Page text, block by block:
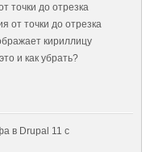
точки до отрезка
от точки до отрезка
кириллицу
и как убрать?
в Drupal 11 с